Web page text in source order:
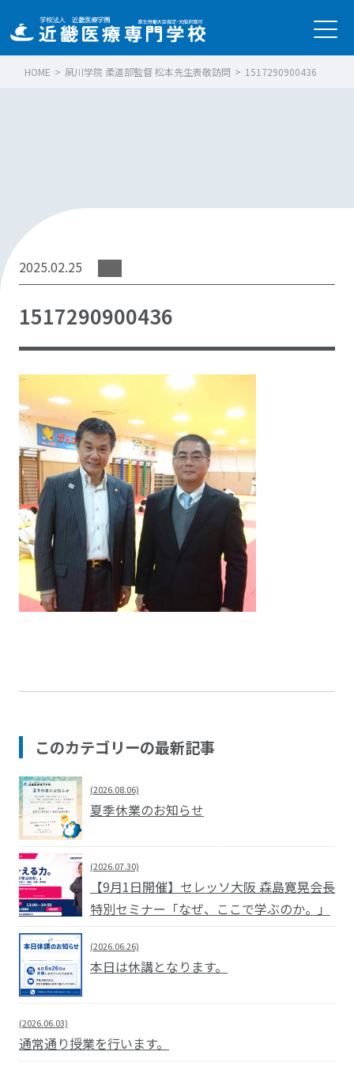
HOME > 夙川学院 柔道部監督 松本先生表敬訪問 > 1517290900436
2025.02.25
1517290900436
このカテゴリーの最新記事
(2026.08.06)
夏季休業のお知らせ
(2026.07.30)
【9月1日開催】セレッソ大阪 森島寛晃会長
特別セミナー「なぜ、ここで学ぶのか。」
(2026.06.26)
本日は休講となります。
(2026.06.03)
通常通り授業を行います。